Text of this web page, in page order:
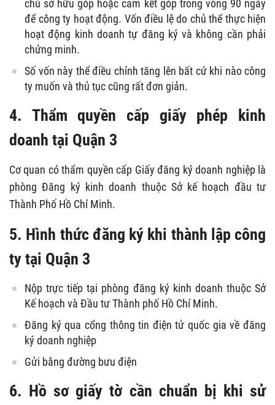
chủ sở hữu góp hoặc cam kết góp trong vòng 90 ngày
để công ty hoạt động. Vốn điều lệ do chủ thể thực hiện
hoạt động kinh doanh tự đăng ký và không cần phải
chứng minh.
Số vốn này thể điều chỉnh tăng lên bất cứ khi nào công
ty muốn và thủ tục cũng rất đơn giản.
4. Thẩm quyền cấp giấy phép kinh
doanh tại Quận 3
Cơ quan có thẩm quyền cấp Giấy đăng ký doanh nghiệp là
phòng Đăng ký kinh doanh thuộc Sở kế hoạch đầu tư
Thành Phố Hồ Chí Minh.
5. Hình thức đăng ký khi thành lập công
ty tại Quận 3
Nộp trực tiếp tại phòng đăng ký kinh doanh thuộc Sở
Kế hoạch và Đầu tư Thành phố Hồ Chí Minh.
Đăng ký qua cổng thông tin điện tử quốc gia về đăng
ký doanh nghiệp
Gửi bằng đường bưu điện
6. Hồ sơ giấy tờ cần chuẩn bị khi sử